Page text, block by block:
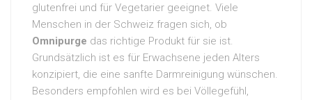
glutenfrei und für Vegetarier geeignet. Viele
Menschen in der Schweiz fragen sich, ob
Omnipurge das richtige Produkt für sie ist.
Grundsätzlich ist es für Erwachsene jeden Alters
konzipiert, die eine sanfte Darmreinigung wünschen.
Besonders empfohlen wird es bei Völlegefühl,